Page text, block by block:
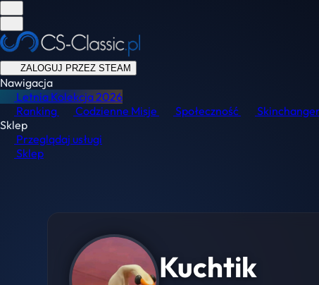
ZALOGUJ PRZEZ STEAM
Nawigacja
Letnia Kolekcja2026
Ranking
Codzienne Misje Społeczność
Sklep
Przeglądaj usługi
Sklep
Kuchtik